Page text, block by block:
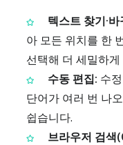
텍스트 찾기·
아 모든 위치를 한
선택해 더 세밀하
수동 편집: 수
단어가 여러 번 나
쉽습니다.
브라우저 검